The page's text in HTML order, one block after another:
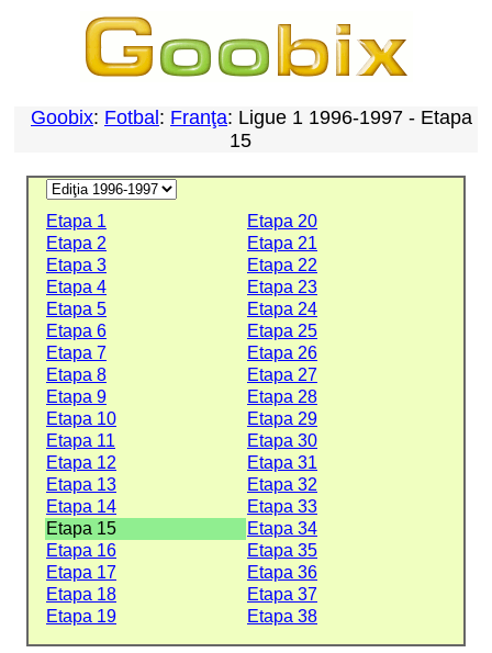
Goobix: Fotbal : Franţa: Ligue 1 1996-1997 - Etapa
15
Etapa 1
Etapa 20
Etapa 2
Etapa 21
Etapa 3
Etapa 22
Etapa 4
Etapa 23
Etapa 5
Etapa 24
Etapa 6
Etapa 25
Etapa 7
Etapa 26
Etapa 8
Etapa 27
Etapa 9
Etapa 28
Etapa 10
Etapa 29
Etapa 11
Etapa 30
Etapa 12
Etapa 31
Etapa 13
Etapa 32
Etapa 14
Etapa 33
Etapa 15
Etapa 34
Etapa 16
Etapa 35
Etapa 17
Etapa 36
Etapa 18
Etapa 37
Etapa 19
Etapa 38